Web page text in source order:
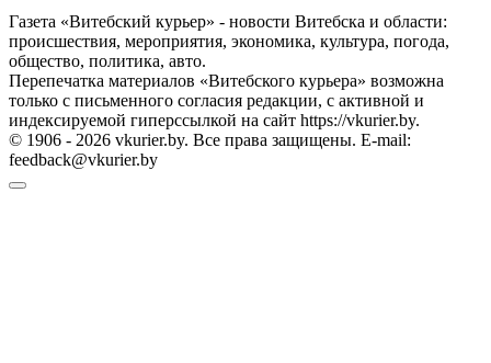
Газета «Витебский курьер» - новости Витебска и области:
происшествия, мероприятия, экономика, культура, погода,
общество, политика, авто.
Перепечатка материалов «Витебского курьера» возможна
только с письменного согласия редакции, с активной и
индексируемой гиперссылкой на сайт https://vkurier.by.
© 1906 - 2026 vkurier.by. Все права защищены. E-mail:
feedback@vkurier.by